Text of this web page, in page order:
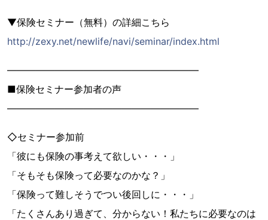
▼保険セミナー（無料）の詳細こちら
http://zexy.net/newlife/navi/seminar/index.html
――――――――――――――――――――
■保険セミナー参加者の声
――――――――――――――――――――
◇セミナー参加前
「彼にも保険の事考えて欲しい・・・」
「そもそも保険って必要なのかな？」
「保険って難しそうでつい後回しに・・・」
「たくさんあり過ぎて、分からない！私たちに必要なのは